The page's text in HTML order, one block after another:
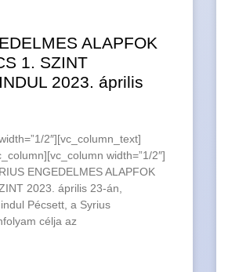
ALAPFOK
1. SZINT
2023. április
2″][vc_column_text]
width=”1/2″]
ENGEDELMES ALAPFOK
2023. április 23-án,
Pécsett, a Syrius
célja az